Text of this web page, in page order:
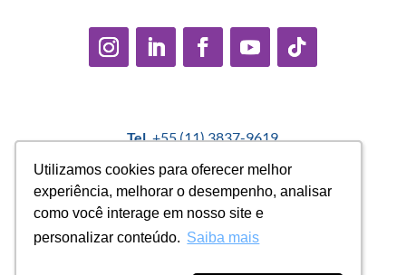
Utilizamos cookies para oferecer melhor
experiência, melhorar o desempenho, analisar
como você interage em nosso site e
personalizar conteúdo. Saiba mais
Utilizamos cookies para oferecer melhor
experiência, melhorar o desempenho, analisar
como você interage em nosso site e
personalizar conteúdo. Saiba mais
Tel.+55 (11) 3837-9619
Política Interna de Proteção de Dados |Encarregado de
Dados: Marcelo Correa |
denuncias@casadopequenocidadao.org.br